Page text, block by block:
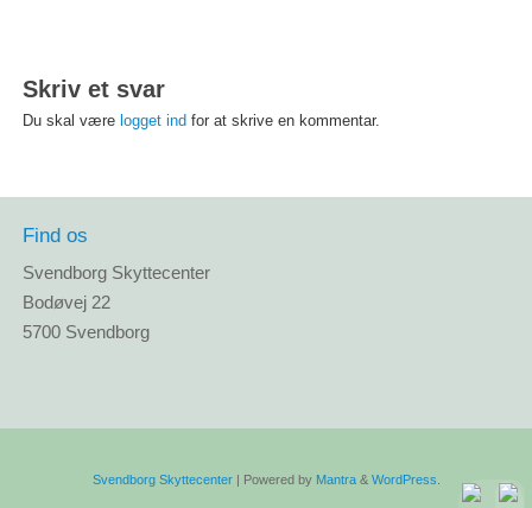
Skriv et svar
Du skal være logget ind for at skrive en kommentar.
Find os
Svendborg Skyttecenter
Bodøvej 22
5700 Svendborg
Svendborg Skyttecenter| Powered by Mantra& WordPress.